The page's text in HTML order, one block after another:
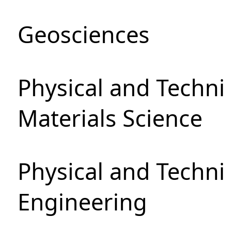
Geosciences
Physical and
Materials Science
Physical and
Engineering